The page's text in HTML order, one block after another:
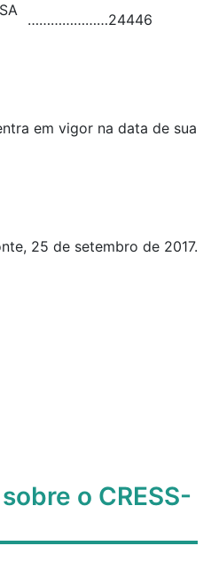
…………………24446
em vigor na data de sua
25 de setembro de 2017.
o CRESS-